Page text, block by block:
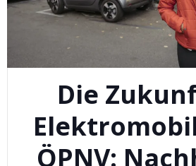
Die
ÖPNV: